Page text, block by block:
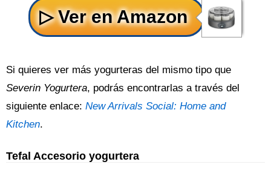
Si quieres ver más yogurteras del mismo tipo que
Severin Yogurtera, podrás encontrarlas a través del
siguiente enlace: New Arrivals Social: Home and
Kitchen.
Tefal Accesorio yogurtera